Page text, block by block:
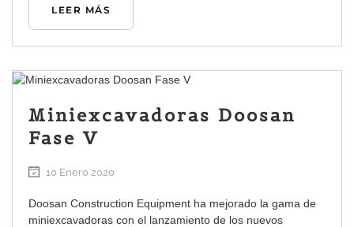
LEER MÁS
Miniexcavadoras Doosan
Fase V
10 Enero 2020
Doosan Construction Equipment ha mejorado la gama de
miniexcavadoras con el lanzamiento de los nuevos